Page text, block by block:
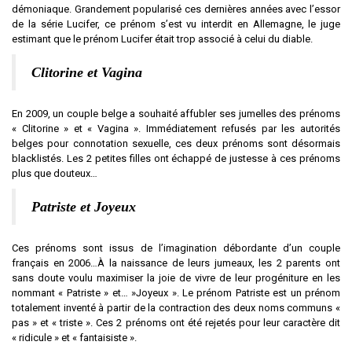
démoniaque. Grandement popularisé ces dernières années avec l’essor
de la série Lucifer, ce prénom s’est vu interdit en Allemagne, le juge
estimant que le prénom Lucifer était trop associé à celui du diable.
Clitorine et Vagina
En 2009, un couple belge a souhaité affubler ses jumelles des prénoms
« Clitorine » et « Vagina ». Immédiatement refusés par les autorités
belges pour connotation sexuelle, ces deux prénoms sont désormais
blacklistés. Les 2 petites filles ont échappé de justesse à ces prénoms
plus que douteux…
Patriste et Joyeux
Ces prénoms sont issus de l’imagination débordante d’un couple
français en 2006…À la naissance de leurs jumeaux, les 2 parents ont
sans doute voulu maximiser la joie de vivre de leur progéniture en les
nommant « Patriste » et… »Joyeux ». Le prénom Patriste est un prénom
totalement inventé à partir de la contraction des deux noms communs «
pas » et « triste ». Ces 2 prénoms ont été rejetés pour leur caractère dit
« ridicule » et « fantaisiste ».